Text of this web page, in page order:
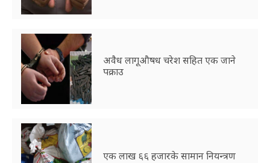
अवैध लागूऔषध चरेश सहित एक जाने
पक्राउ
एक लाख ६६ हजारके सामान नियन्त्रण